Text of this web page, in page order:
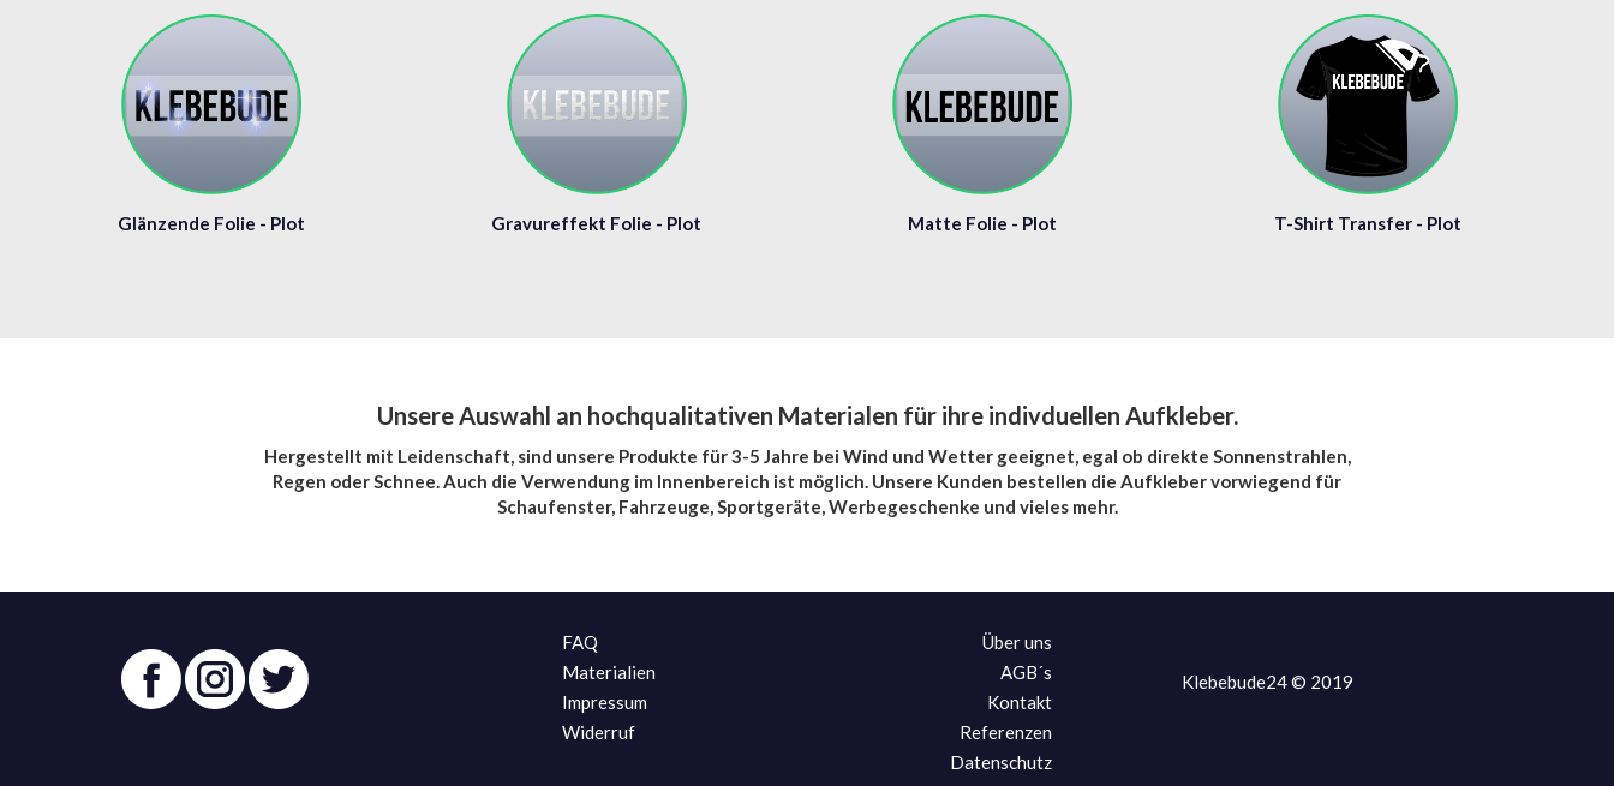
Glänzende Folie - Plot Gravureffekt Folie - Plot Matte Folie - Plot T-Shirt Transfer - Plot
Unsere Auswahl an hochqualitativen Materialen für ihre indivduellen Aufkleber.
Hergestellt mit Leidenschaft, sind unsere Produkte für 3-5 Jahre bei Wind und Wetter geeignet, egal ob direkte Sonnenstrahlen,
Regen oder Schnee. Auch die Verwendung im Innenbereich ist möglich. Unsere Kunden bestellen die Aufkleber vorwiegend für
Schaufenster, Fahrzeuge, Sportgeräte, Werbegeschenke und vieles mehr.
FAQ
Materialien
Impressum
Widerruf
Über uns
AGB´s
Kontakt
Referenzen
Datenschutz
Klebebude24 © 2019